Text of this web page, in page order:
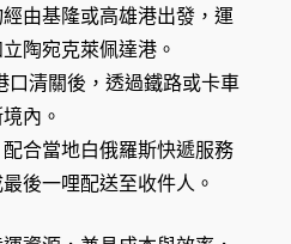
由基隆或高雄港出發，運
陶宛克萊佩達港。
口清關後，透過鐵路或卡車
內。
合當地白俄羅斯快遞服務
後一哩配送至收件人。